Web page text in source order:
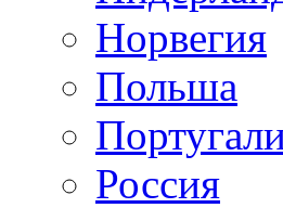
Норвегия
Польша
Россия